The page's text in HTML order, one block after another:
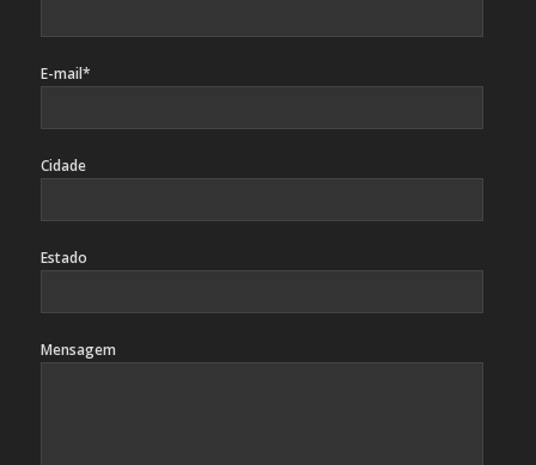
E-mail*
Cidade
Estado
Mensagem